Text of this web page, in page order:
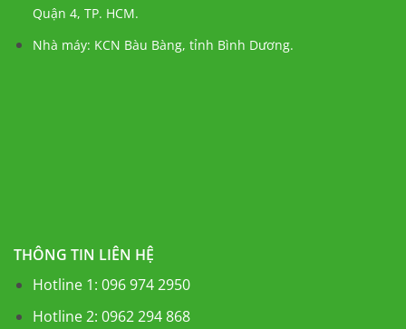
THÔNG TIN LIÊN HỆ
Hotline 1: 096 974 2950
Hotline 2: 0962 294 868
Quận 4, TP. HCM.
Nhà máy: KCN Bàu Bàng, tỉnh Bình Dương.